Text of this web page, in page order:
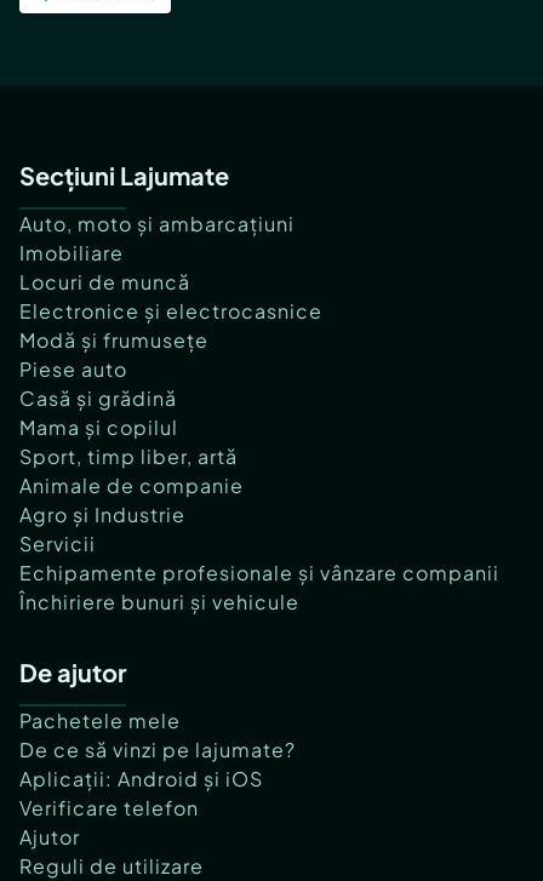
Secțiuni Lajumate
Auto, moto și ambarcațiuni
Imobiliare
Locuri de muncă
Electronice și electrocasnice
Modă și frumusețe
Piese auto
Casă și grădină
Mama și copilul
Sport, timp liber, artă
Animale de companie
Agro și Industrie
Servicii
Echipamente profesionale și vânzare companii
Închiriere bunuri și vehicule
De ajutor
Pachetele mele
De ce să vinzi pe lajumate?
Aplicații: Android și iOS
Verificare telefon
Ajutor
Reguli de utilizare